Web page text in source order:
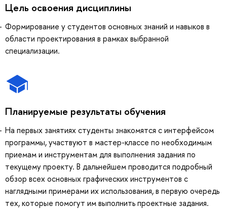
Цель освоения дисциплины
Формирование у студентов основных знаний и навыков в
области проектирования в рамках выбранной
специализации.
Планируемые результаты обучения
На первых занятиях студенты знакомятся с интерфейсом
программы, участвуют в мастер-классе по необходимым
приемам и инструментам для выполнения задания по
текущему проекту. В дальнейшем проводится подробный
обзор всех основных графических инструментов с
наглядными примерами их использования, в первую очередь
тех, которые помогут им выполнить проектные задания.